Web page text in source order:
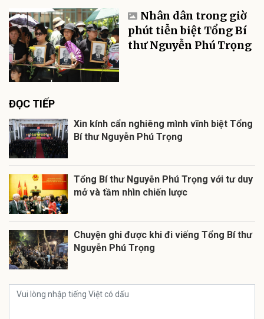
Nhân dân trong giờ
phút tiễn biệt Tổng Bí
thư Nguyễn Phú Trọng
ĐỌC TIẾP
Xin kính cẩn nghiêng mình vĩnh biệt Tổng
Bí thư Nguyễn Phú Trọng
Tổng Bí thư Nguyễn Phú Trọng với tư duy
mở và tầm nhìn chiến lược
Chuyện ghi được khi đi viếng Tổng Bí thư
Nguyễn Phú Trọng